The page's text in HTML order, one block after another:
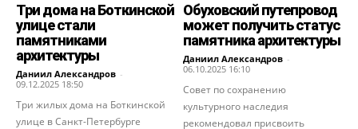
Три дома на Боткинской
улице стали
памятниками
архитектуры
Даниил Александров -
09.12.2025 18:50
Три жилых дома на Боткинской
улице в Санкт-Петербурге
Обуховский путепровод
может получить статус
памятника архитектуры
Даниил Александров -
06.10.2025 16:10
Совет по сохранению
культурного наследия
рекомендовал присвоить